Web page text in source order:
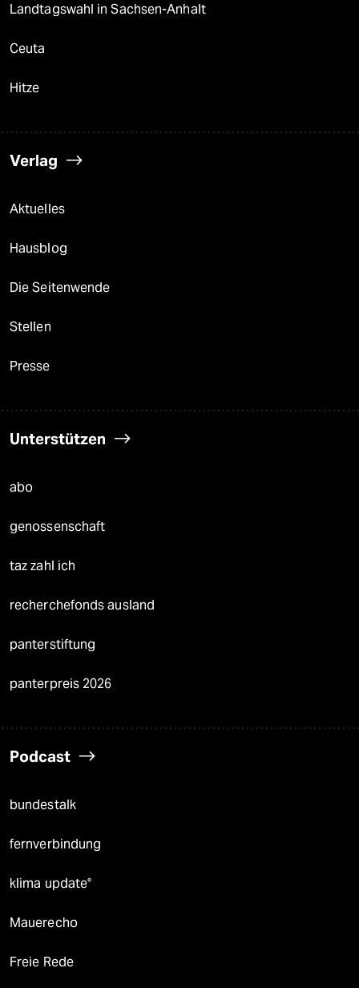
Landtagswahl in Sachsen-Anhalt
Ceuta
Hitze
Verlag
Aktuelles
Hausblog
Die Seitenwende
Stellen
Presse
Unterstützen
abo
genossenschaft
taz zahl ich
recherchefonds ausland
panterstiftung
panterpreis 2026
Podcast
bundestalk
fernverbindung
klima update°
Mauerecho
Freie Rede